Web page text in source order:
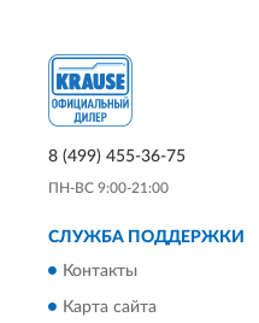
8 (499) 455-36-75
ПН-ВС 9:00-21:00
СЛУЖБА ПОДДЕРЖКИ
Контакты
Карта сайта